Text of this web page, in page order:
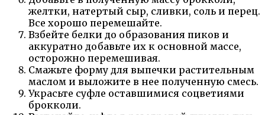
желтки, натертый сыр, сливки, соль и перец.
Все хорошо перемешайте.
Взбейте белки до образования пиков и
аккуратно добавьте их к основной массе,
осторожно перемешивая.
Смажьте форму для выпечки растительным
маслом и выложите в нее полученную смесь.
Украсьте суфле оставшимися соцветиями
брокколи.